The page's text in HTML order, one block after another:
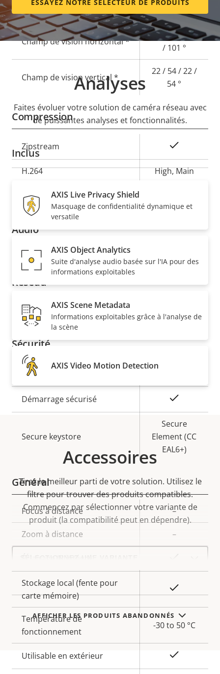
Zoom optique -
Champ de vision horizontal *
39 / 101 / 39
/ 101 °
Champ de vision vertical *
22 / 54 / 22 /
54 °
Compression
Description
de la
propriété
la
propriété
Zipstream
H.264 High, Main
H.265
Audio
Description
de la
propriété
Valeur de
la
propriété
Prise en charge audio Yes
Réseau
Description
de la
Valeur de
la
Classe PoE
Sécurité
Description
de la
propriété
la
propriété
SE signé
Démarrage sécurisé
Secure keystore
Secure
Element (CC
EAL6+)
Général
Description
de la
propriété
Valeur de
la
Focus à distance –
Zoom à distance –
Stockage local (fente pour
carte mémoire)
Température de
fonctionnement
-30 to 50 °C
Utilisable en extérieur
ESSAYEZ NOTRE SÉLECTEUR DE PRODUITS
Analyses
Faites évoluer votre solution de caméra réseau avec
de puissantes analyses et fonctionnalités.
Inclus
AXIS Live Privacy Shield
Masquage de confidentialité dynamique et
versatile
AXIS Object Analytics
Suite d'analyse audio basée sur l'IA pour des
informations exploitables
AXIS Scene Metadata
Informations exploitables grâce à l'analyse de
la scène
AXIS Video Motion Detection
Accessoires
Tirez le meilleur parti de votre solution. Utilisez le
filtre pour trouver des produits compatibles.
Commencez par sélectionner votre variante de
produit (la compatibilité peut en dépendre).
Select
product
variant:
AFFICHER LES PRODUITS ABANDONNÉS